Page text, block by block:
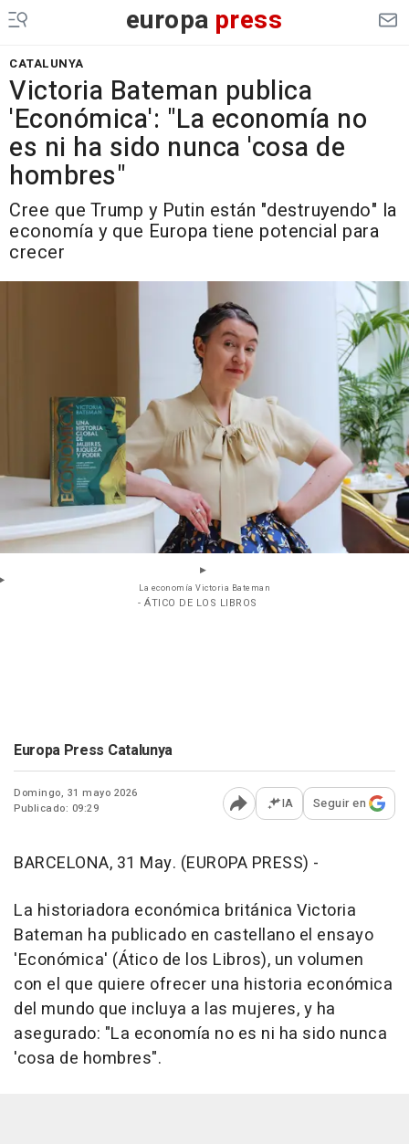
europa press
CATALUNYA
Victoria Bateman publica
'Económica': "La economía no
es ni ha sido nunca 'cosa de
hombres"
Cree que Trump y Putin están "destruyendo" la
economía y que Europa tiene potencial para
crecer
La economía Victoria Bateman
- ÁTICO DE LOS LIBROS
Europa Press Catalunya
Domingo, 31 mayo 2026
Publicado: 09:29
Abrir opciones para
IA Seguir en
BARCELONA, 31 May. (EUROPA PRESS) -
La historiadora económica británica Victoria
Bateman ha publicado en castellano el ensayo
'Económica' (Ático de los Libros), un volumen
con el que quiere ofrecer una historia económica
del mundo que incluya a las mujeres, y ha
asegurado: "La economía no es ni ha sido nunca
'cosa de hombres".